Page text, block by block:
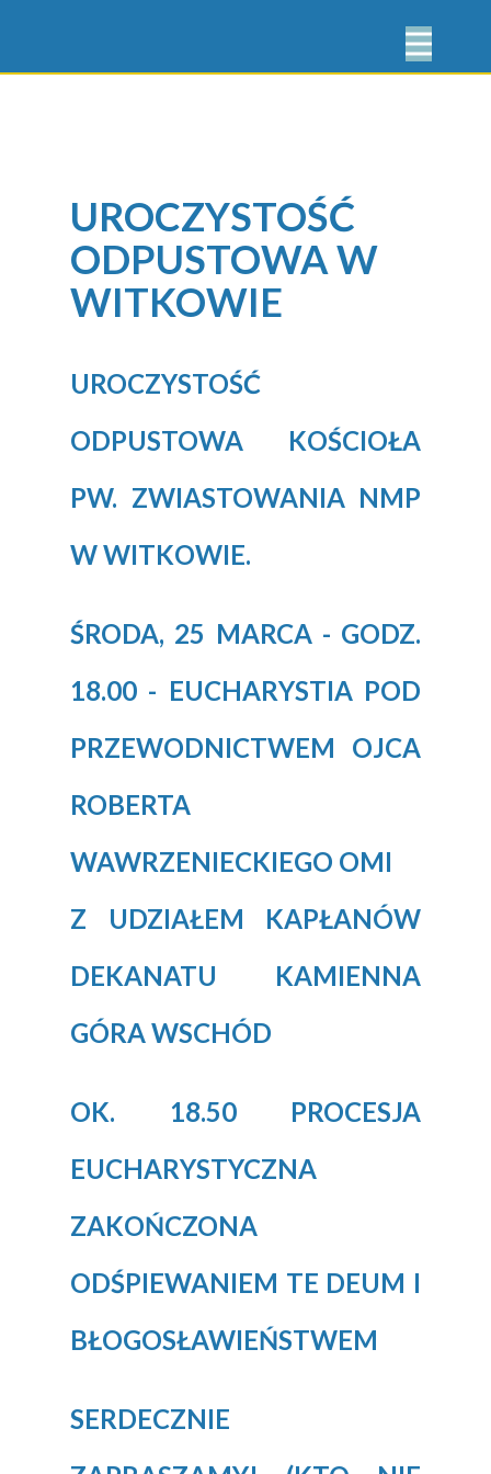
UROCZYSTOŚĆ
ODPUSTOWA W
WITKOWIE
UROCZYSTOŚĆ
ODPUSTOWA KOŚCIOŁA
PW. ZWIASTOWANIA NMP
W WITKOWIE.
ŚRODA, 25 MARCA - GODZ.
18.00 - EUCHARYSTIA POD
PRZEWODNICTWEM OJCA
ROBERTA
WAWRZENIECKIEGO OMI
Z UDZIAŁEM KAPŁANÓW
DEKANATU KAMIENNA
GÓRA WSCHÓD
OK. 18.50 PROCESJA
EUCHARYSTYCZNA
ZAKOŃCZONA
ODŚPIEWANIEM TE DEUM I
BŁOGOSŁAWIEŃSTWEM
SERDECZNIE